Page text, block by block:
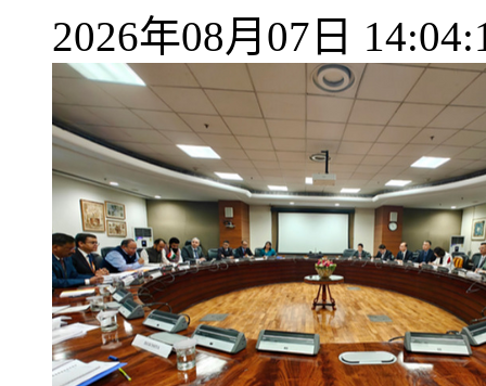
2026年08月07日